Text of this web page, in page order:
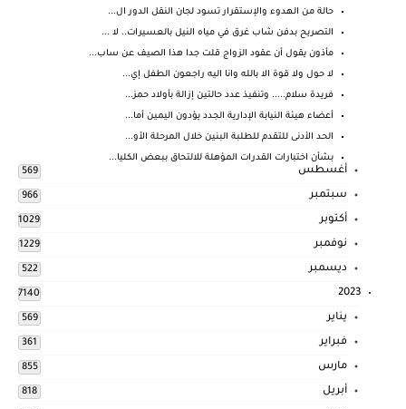
حالة من الهدوء والإستقرار تسود لجان النقل الدور ال...
التصريح بدفن شاب غرق في مياه النيل بالعسيرات.. لا ...
مأذون يقول أن عقود الزواج قلت جدا هذا الصيف عن ساب...
لا حول ولا قوة الا بالله وانا اليه راجعون الطفل إي...
فريدة سلام..... وتنفيذ عدد حالتين إزالة بأولاد حمز...
أعضاء هيئة النيابة الإدارية الجدد يؤدون اليمين أما...
الحد الأدنى للتقدم للطلبة البنين خلال المرحلة الأو...
بشأن اختبارات القدرات المؤهلة للالتحاق ببعض الكليا...
أغسطس 569
سبتمبر 966
أكتوبر 1029
نوفمبر 1229
ديسمبر 522
2023
7140
يناير 569
فبراير 361
مارس 855
أبريل 818